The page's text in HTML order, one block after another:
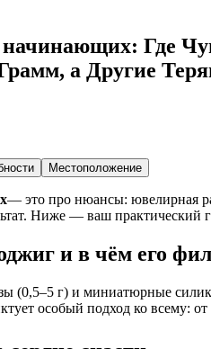
Где
а Другие
Местоположение
— это про нюансы: ювелирная
Ниже — ваш
и в чём его
(0,5–5 г) и миниатюрные
особый подход ко всему: